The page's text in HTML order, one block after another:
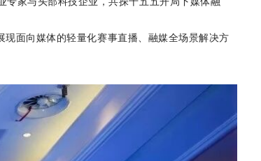
现面向媒体的轻量化赛事直播、融媒全场景解决方